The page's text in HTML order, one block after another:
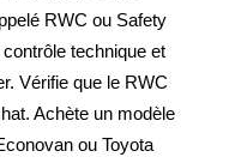
RWC ou Safety
contrôle technique et
Vérifie que le RWC
Achète un modèle
ou Toyota